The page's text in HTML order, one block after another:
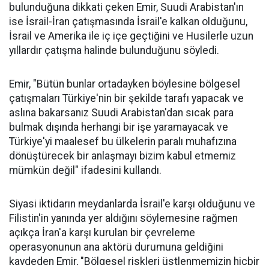
bulunduğuna dikkati çeken Emir, Suudi Arabistan'ın
ise İsrail-İran çatışmasında İsrail'e kalkan olduğunu,
İsrail ve Amerika ile iç içe geçtiğini ve Husilerle uzun
yıllardır çatışma halinde bulunduğunu söyledi.
Emir, "Bütün bunlar ortadayken böylesine bölgesel
çatışmaları Türkiye'nin bir şekilde tarafı yapacak ve
aslına bakarsanız Suudi Arabistan'dan sıcak para
bulmak dışında herhangi bir işe yaramayacak ve
Türkiye'yi maalesef bu ülkelerin paralı muhafızına
dönüştürecek bir anlaşmayı bizim kabul etmemiz
mümkün değil" ifadesini kullandı.
Siyasi iktidarın meydanlarda İsrail'e karşı olduğunu ve
Filistin'in yanında yer aldığını söylemesine rağmen
açıkça İran'a karşı kurulan bir çevreleme
operasyonunun ana aktörü durumuna geldiğini
kaydeden Emir, "Bölgesel riskleri üstlenmemizin hiçbir